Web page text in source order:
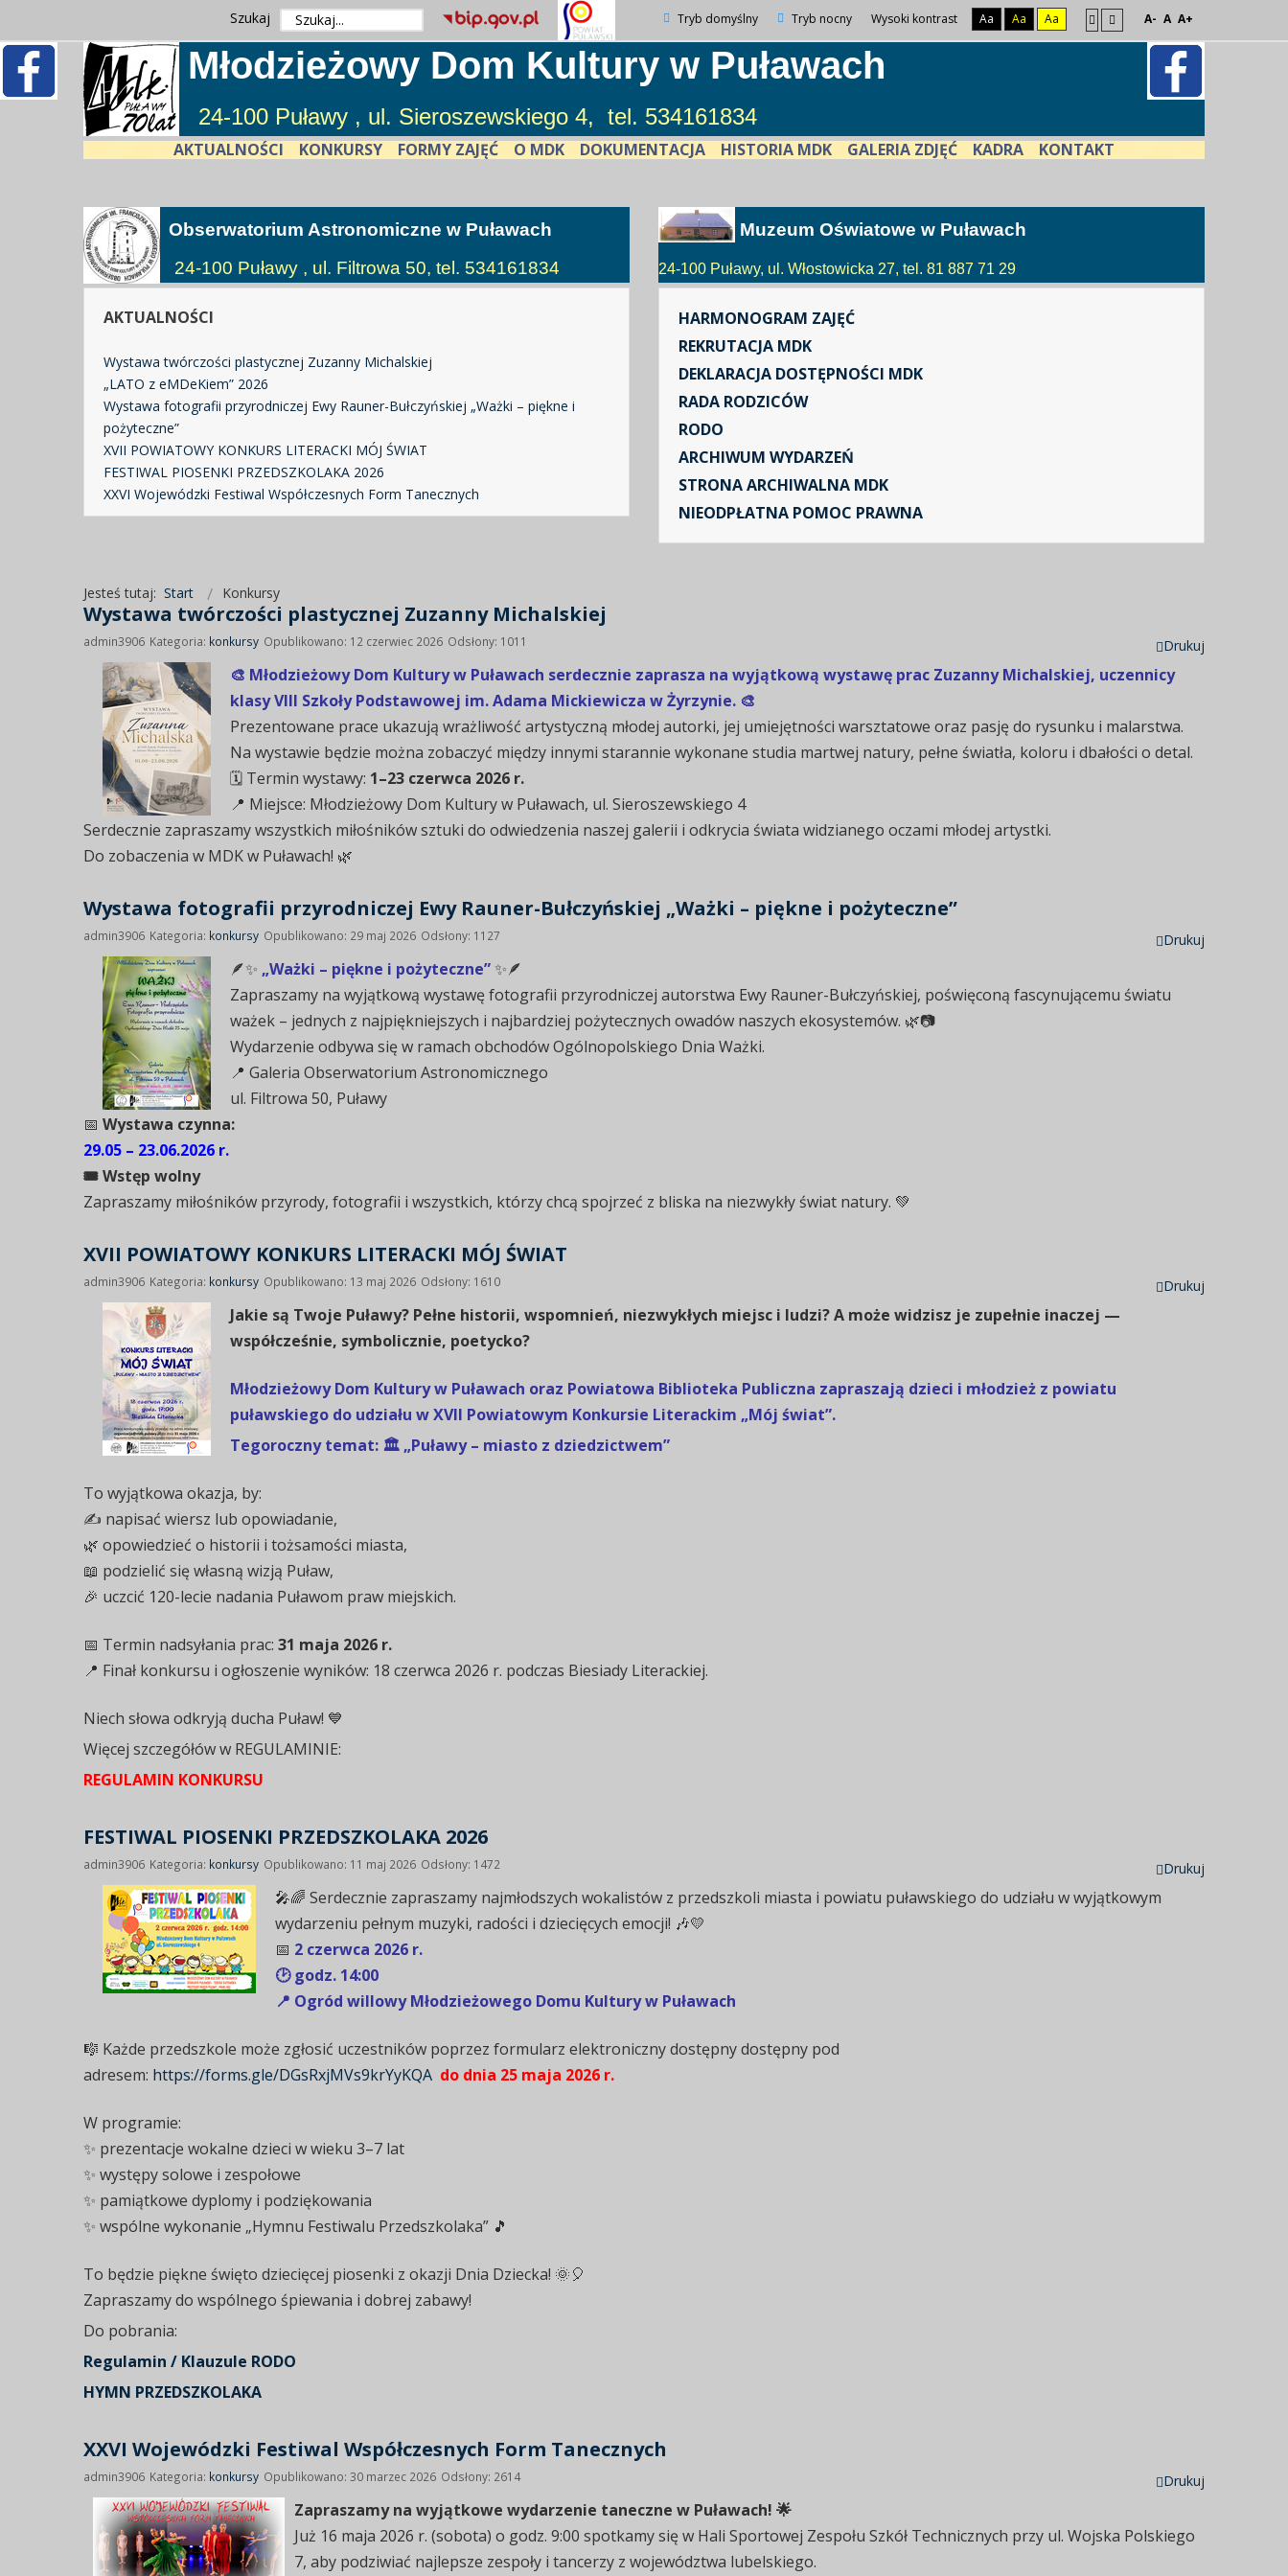
Tryb domyślny Tryb nocny Wysoki kontrast Aa Aa Aa A- A A+
Szukaj
Młodzieżowy Dom Kultury w Puławach
24-100 Puławy , ul. Sieroszewskiego 4, tel. 534161834
AKTUALNOŚCI KONKURSY FORMY ZAJĘĆ O MDK DOKUMENTACJA HISTORIA MDK GALERIA ZDJĘĆ KADRA KONTAKT
Obserwatorium Astronomiczne w Puławach
24-100 Puławy , ul. Filtrowa 50, tel. 534161834
AKTUALNOŚCI
Wystawa twórczości plastycznej Zuzanny Michalskiej
„LATO z eMDeKiem” 2026
Wystawa fotografii przyrodniczej Ewy Rauner-Bułczyńskiej „Ważki – piękne i
pożyteczne”
XVII POWIATOWY KONKURS LITERACKI MÓJ ŚWIAT
FESTIWAL PIOSENKI PRZEDSZKOLAKA 2026
XXVI Wojewódzki Festiwal Współczesnych Form Tanecznych
Muzeum Oświatowe w Puławach
24-100 Puławy, ul. Włostowicka 27, tel. 81 887 71 29
HARMONOGRAM ZAJĘĆ
REKRUTACJA MDK
DEKLARACJA DOSTĘPNOŚCI MDK
RADA RODZICÓW
RODO
ARCHIWUM WYDARZEŃ
STRONA ARCHIWALNA MDK
NIEODPŁATNA POMOC PRAWNA
Jesteś tutaj: Start Konkursy
Wystawa twórczości plastycznej Zuzanny Michalskiej
Drukuj
admin3906 Kategoria: konkursy Opublikowano: 12 czerwiec 2026 Odsłony: 1011
🎨 Młodzieżowy Dom Kultury w Puławach serdecznie zaprasza na wyjątkową wystawę prac Zuzanny Michalskiej, uczennicy
klasy VIII Szkoły Podstawowej im. Adama Mickiewicza w Żyrzynie. 🎨
Prezentowane prace ukazują wrażliwość artystyczną młodej autorki, jej umiejętności warsztatowe oraz pasję do rysunku i malarstwa.
Na wystawie będzie można zobaczyć między innymi starannie wykonane studia martwej natury, pełne światła, koloru i dbałości o detal.
🗓 Termin wystawy: 1–23 czerwca 2026 r.
📍 Miejsce: Młodzieżowy Dom Kultury w Puławach, ul. Sieroszewskiego 4
Serdecznie zapraszamy wszystkich miłośników sztuki do odwiedzenia naszej galerii i odkrycia świata widzianego oczami młodej artystki.
Do zobaczenia w MDK w Puławach! 🌿
Wystawa fotografii przyrodniczej Ewy Rauner-Bułczyńskiej „Ważki – piękne i pożyteczne”
Drukuj
admin3906 Kategoria: konkursy Opublikowano: 29 maj 2026 Odsłony: 1127
🪶✨ „Ważki – piękne i pożyteczne”✨🪶
Zapraszamy na wyjątkową wystawę fotografii przyrodniczej autorstwa Ewy Rauner-Bułczyńskiej, poświęconą fascynującemu światu
ważek – jednych z najpiękniejszych i najbardziej pożytecznych owadów naszych ekosystemów. 🌿📷
Wydarzenie odbywa się w ramach obchodów Ogólnopolskiego Dnia Ważki.
📍 Galeria Obserwatorium Astronomicznego
ul. Filtrowa 50, Puławy
📅 Wystawa czynna:
29.05 – 23.06.2026 r.
🎟 Wstęp wolny
Zapraszamy miłośników przyrody, fotografii i wszystkich, którzy chcą spojrzeć z bliska na niezwykły świat natury. 💚
XVII POWIATOWY KONKURS LITERACKI MÓJ ŚWIAT
Drukuj
admin3906 Kategoria: konkursy Opublikowano: 13 maj 2026 Odsłony: 1610
Jakie są Twoje Puławy? Pełne historii, wspomnień, niezwykłych miejsc i ludzi? A może widzisz je zupełnie inaczej —
współcześnie, symbolicznie, poetycko?
Młodzieżowy Dom Kultury w Puławach oraz Powiatowa Biblioteka Publiczna zapraszają dzieci i młodzież z powiatu
puławskiego do udziału w XVII Powiatowym Konkursie Literackim „Mój świat”.
Tegoroczny temat: 🏛️ „Puławy – miasto z dziedzictwem”
To wyjątkowa okazja, by:
✍️ napisać wiersz lub opowiadanie,
🌿 opowiedzieć o historii i tożsamości miasta,
📖 podzielić się własną wizją Puław,
🎉 uczcić 120-lecie nadania Puławom praw miejskich.
📅 Termin nadsyłania prac: 31 maja 2026 r.
📍 Finał konkursu i ogłoszenie wyników: 18 czerwca 2026 r. podczas Biesiady Literackiej.
Niech słowa odkryją ducha Puław! 💙
Więcej szczegółów w REGULAMINIE:
REGULAMIN KONKURSU
FESTIWAL PIOSENKI PRZEDSZKOLAKA 2026
Drukuj
admin3906 Kategoria: konkursy Opublikowano: 11 maj 2026 Odsłony: 1472
🎤🌈 Serdecznie zapraszamy najmłodszych wokalistów z przedszkoli miasta i powiatu puławskiego do udziału w wyjątkowym
wydarzeniu pełnym muzyki, radości i dziecięcych emocji! 🎶💛
📅 2 czerwca 2026 r.
🕑 godz. 14:00
📍 Ogród willowy Młodzieżowego Domu Kultury w Puławach
🎼 Każde przedszkole może zgłosić uczestników poprzez formularz elektroniczny dostępny dostępny pod
adresem: https://forms.gle/DGsRxjMVs9krYyKQA do dnia 25 maja 2026 r.
W programie:
✨ prezentacje wokalne dzieci w wieku 3–7 lat
✨ występy solowe i zespołowe
✨ pamiątkowe dyplomy i podziękowania
✨ wspólne wykonanie „Hymnu Festiwalu Przedszkolaka” 🎵
To będzie piękne święto dziecięcej piosenki z okazji Dnia Dziecka! 🌞🎈
Zapraszamy do wspólnego śpiewania i dobrej zabawy!
Do pobrania:
Regulamin / Klauzule RODO
HYMN PRZEDSZKOLAKA
XXVI Wojewódzki Festiwal Współczesnych Form Tanecznych
Drukuj
admin3906 Kategoria: konkursy Opublikowano: 30 marzec 2026 Odsłony: 2614
Zapraszamy na wyjątkowe wydarzenie taneczne w Puławach! 🌟
Już 16 maja 2026 r. (sobota) o godz. 9:00 spotkamy się w Hali Sportowej Zespołu Szkół Technicznych przy ul. Wojska Polskiego
7, aby podziwiać najlepsze zespoły i tancerzy z województwa lubelskiego.